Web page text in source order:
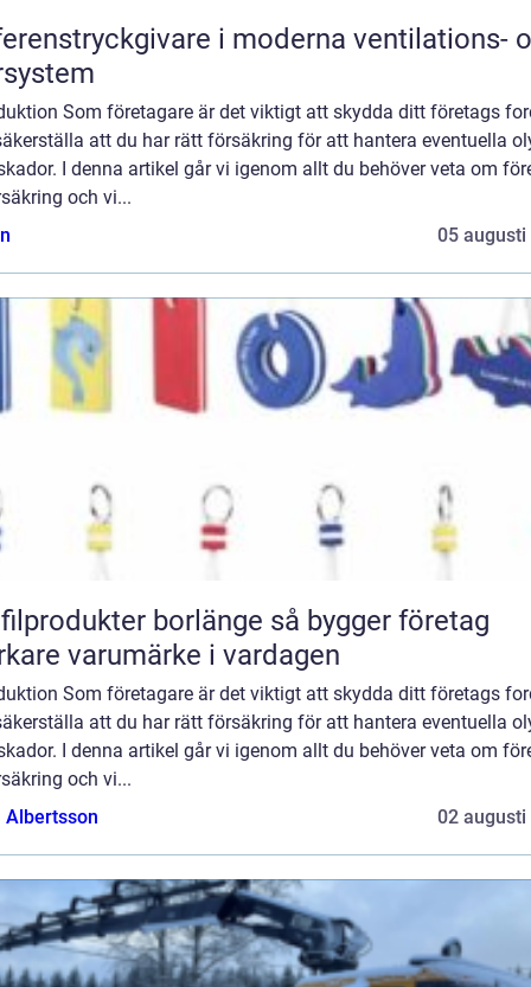
i moderna ventilations-
Som företagare är det viktigt att skydda ditt företags
att du har rätt försäkring för att hantera eventuella
I denna artikel går vi igenom allt du behöver veta om
och vi...
05 augusti
borlänge så bygger företag
varumärke i vardagen
Som företagare är det viktigt att skydda ditt företags
att du har rätt försäkring för att hantera eventuella
I denna artikel går vi igenom allt du behöver veta om
och vi...
Albertsson
02 augusti